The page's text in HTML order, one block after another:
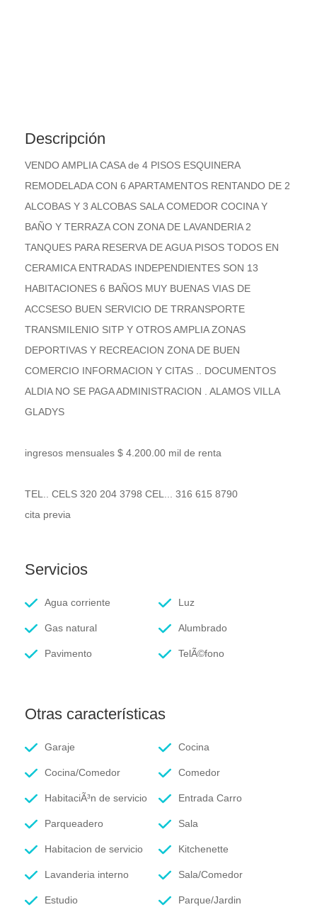
Descripción
VENDO AMPLIA CASA de 4 PISOS ESQUINERA
REMODELADA CON 6 APARTAMENTOS RENTANDO DE 2
ALCOBAS Y 3 ALCOBAS SALA COMEDOR COCINA Y
BAÑO Y TERRAZA CON ZONA DE LAVANDERIA 2
TANQUES PARA RESERVA DE AGUA PISOS TODOS EN
CERAMICA ENTRADAS INDEPENDIENTES SON 13
HABITACIONES 6 BAÑOS MUY BUENAS VIAS DE
ACCSESO BUEN SERVICIO DE TRRANSPORTE
TRANSMILENIO SITP Y OTROS AMPLIA ZONAS
DEPORTIVAS Y RECREACION ZONA DE BUEN
COMERCIO INFORMACION Y CITAS .. DOCUMENTOS
ALDIA NO SE PAGA ADMINISTRACION . ALAMOS VILLA
GLADYS
ingresos mensuales $ 4.200.00 mil de renta
TEL.. CELS 320 204 3798 CEL... 316 615 8790
cita previa
Servicios
Agua corriente Luz
Gas natural Alumbrado
Pavimento TelÃ©fono
Otras características
Garaje Cocina
Cocina/Comedor Comedor
HabitaciÃ³n de servicio Entrada Carro
Parqueadero Sala
Habitacion de servicio Kitchenette
Lavanderia interno Sala/Comedor
Estudio Parque/Jardin